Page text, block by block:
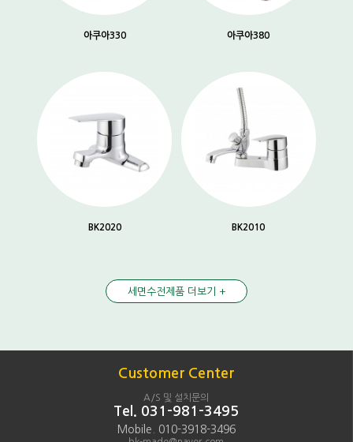
아쿠아330 아쿠아380
BK2020 BK2010
세면수전제품 더보기 +
Customer Center
A/S 및 설치문의
Tel. 031-981-3495
Mobile. 010-3918-3496